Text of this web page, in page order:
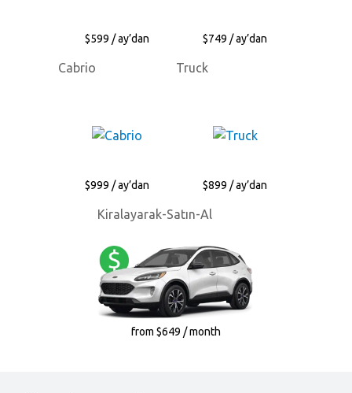
$599 / ay’dan $749 / ay’dan
Cabrio
$999 / ay’dan
Truck
$899 / ay’dan
Kiralayarak-Satın-Al
from $649 / month